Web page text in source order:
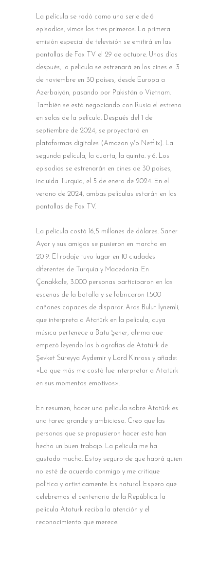
La película se rodó como una serie de 6
episodios, vimos los tres primeros. La primera
emisión especial de televisión se emitirá en las
pantallas de Fox TV el 29 de octubre. Unos días
después, la película se estrenará en los cines el 3
de noviembre en 30 países, desde Europa a
Azerbaiyán, pasando por Pakistán o Vietnam.
También se está negociando con Rusia el estreno
en salas de la película. Después del 1 de
septiembre de 2024, se proyectará en
plataformas digitales (Amazon y/o Netflix). La
segunda película, la cuarta, la quinta. y 6. Los
episodios se estrenarán en cines de 30 países,
incluida Turquía, el 5 de enero de 2024. En el
verano de 2024, ambas películas estarán en las
pantallas de Fox TV.
La película costó 16,5 millones de dólares. Saner
Ayar y sus amigos se pusieron en marcha en
2019. El rodaje tuvo lugar en 10 ciudades
diferentes de Turquía y Macedonia. En
Çanakkale, 3.000 personas participaron en las
escenas de la batalla y se fabricaron 1.500
cañones capaces de disparar. Aras Bulut İynemli,
que interpreta a Atatürk en la película, cuya
música pertenece a Batu Şener, afirma que
empezó leyendo las biografías de Atatürk de
Şevket Süreyya Aydemir y Lord Kinross y añade:
«Lo que más me costó fue interpretar a Atatürk
en sus momentos emotivos».
En resumen, hacer una película sobre Atatürk es
una tarea grande y ambiciosa. Creo que las
personas que se propusieron hacer esto han
hecho un buen trabajo. La película me ha
gustado mucho. Estoy seguro de que habrá quien
no esté de acuerdo conmigo y me critique
política y artísticamente. Es natural. Espero que
celebremos el centenario de la República. la
película Ataturk reciba la atención y el
reconocimiento que merece.